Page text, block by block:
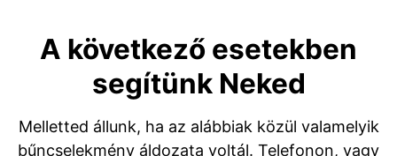
A következő esetekben
segítünk Neked
Melletted állunk, ha az alábbiak közül valamelyik
bűncselekmény áldozata voltál. Telefonon, vagy